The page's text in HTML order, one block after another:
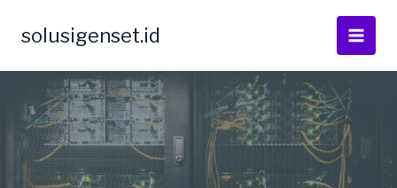
solusigenset.id